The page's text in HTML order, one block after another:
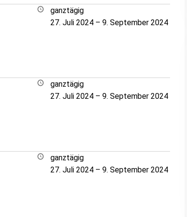
ganztägig
27. Juli 2024 – 9. September 2024
ganztägig
27. Juli 2024 – 9. September 2024
ganztägig
27. Juli 2024 – 9. September 2024